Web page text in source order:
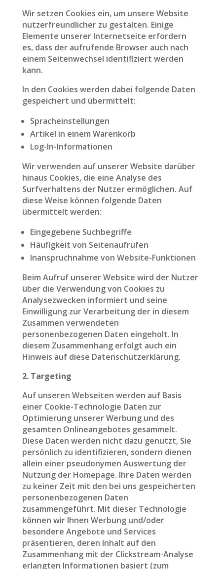
Wir setzen Cookies ein, um unsere Website
nutzerfreundlicher zu gestalten. Einige
Elemente unserer Internetseite erfordern
es, dass der aufrufende Browser auch nach
einem Seitenwechsel identifiziert werden
kann.
In den Cookies werden dabei folgende Daten
gespeichert und übermittelt:
Spracheinstellungen
Artikel in einem Warenkorb
Log-In-Informationen
Wir verwenden auf unserer Website darüber
hinaus Cookies, die eine Analyse des
Surfverhaltens der Nutzer ermöglichen. Auf
diese Weise können folgende Daten
übermittelt werden:
Eingegebene Suchbegriffe
Häufigkeit von Seitenaufrufen
Inanspruchnahme von Website-Funktionen
Beim Aufruf unserer Website wird der Nutzer
über die Verwendung von Cookies zu
Analysezwecken informiert und seine
Einwilligung zur Verarbeitung der in diesem
Zusammen verwendeten
personenbezogenen Daten eingeholt. In
diesem Zusammenhang erfolgt auch ein
Hinweis auf diese Datenschutzerklärung.
2. Targeting
Auf unseren Webseiten werden auf Basis
einer Cookie-Technologie Daten zur
Optimierung unserer Werbung und des
gesamten Onlineangebotes gesammelt.
Diese Daten werden nicht dazu genutzt, Sie
persönlich zu identifizieren, sondern dienen
allein einer pseudonymen Auswertung der
Nutzung der Homepage. Ihre Daten werden
zu keiner Zeit mit den bei uns gespeicherten
personenbezogenen Daten
zusammengeführt. Mit dieser Technologie
können wir Ihnen Werbung und/oder
besondere Angebote und Services
präsentieren, deren Inhalt auf den
Zusammenhang mit der Clickstream-Analyse
erlangten Informationen basiert (zum